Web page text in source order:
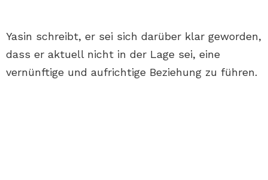
Yasin schreibt, er sei sich darüber klar geworden,
dass er aktuell nicht in der Lage sei, eine
vernünftige und aufrichtige Beziehung zu führen.